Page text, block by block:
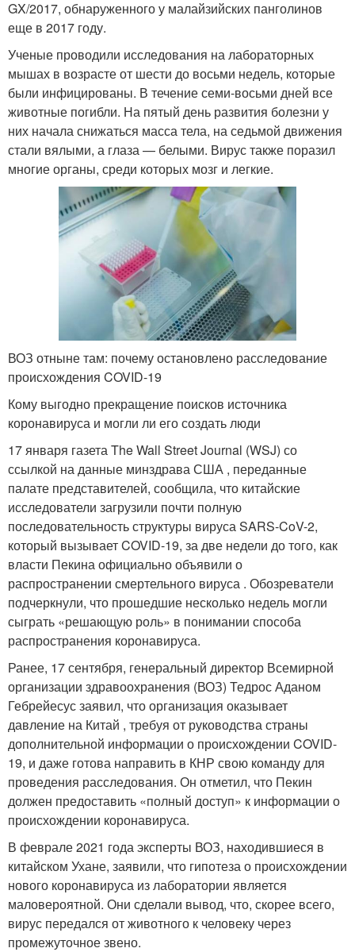
GX/2017, обнаруженного у малайзийских панголинов
еще в 2017 году.
Ученые проводили исследования на лабораторных
мышах в возрасте от шести до восьми недель, которые
были инфицированы. В течение семи-восьми дней все
животные погибли. На пятый день развития болезни у
них начала снижаться масса тела, на седьмой движения
стали вялыми, а глаза — белыми. Вирус также поразил
многие органы, среди которых мозг и легкие.
ВОЗ отныне там: почему остановлено расследование
происхождения COVID-19
Кому выгодно прекращение поисков источника
коронавируса и могли ли его создать люди
17 января газета The Wall Street Journal (WSJ) со
ссылкой на данные минздрава США , переданные
палате представителей, сообщила, что китайские
исследователи загрузили почти полную
последовательность структуры вируса SARS-CoV-2,
который вызывает COVID-19, за две недели до того, как
власти Пекина официально объявили о
распространении смертельного вируса . Обозреватели
подчеркнули, что прошедшие несколько недель могли
сыграть «решающую роль» в понимании способа
распространения коронавируса.
Ранее, 17 сентября, генеральный директор Всемирной
организации здравоохранения (ВОЗ) Тедрос Аданом
Гебрейесус заявил, что организация оказывает
давление на Китай , требуя от руководства страны
дополнительной информации о происхождении COVID-
19, и даже готова направить в КНР свою команду для
проведения расследования. Он отметил, что Пекин
должен предоставить «полный доступ» к информации о
происхождении коронавируса.
В феврале 2021 года эксперты ВОЗ, находившиеся в
китайском Ухане, заявили, что гипотеза о происхождении
нового коронавируса из лаборатории является
маловероятной. Они сделали вывод, что, скорее всего,
вирус передался от животного к человеку через
промежуточное звено.